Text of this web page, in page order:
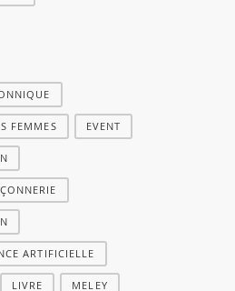
FEMMES EVENT
ARTIFICIELLE
LIVRE MELEY